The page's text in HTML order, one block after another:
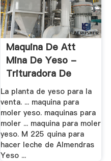
Maquina De Att
Mina De Yeso -
Trituradora De
Cono
La planta de yeso para la
venta. ... maquina para
moler yeso. maquinas para
moler ... maquina para moler
yeso. M 225 quina para
hacer leche de Almendras
Yeso ...